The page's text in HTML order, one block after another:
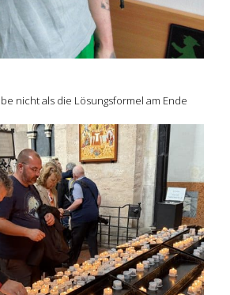
nicht als die Lösungsformel am Ende